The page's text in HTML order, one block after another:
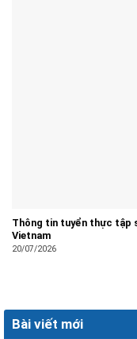
Thông tin tuyển thực tập
Vietnam
20/07/2026
Bài viết mới